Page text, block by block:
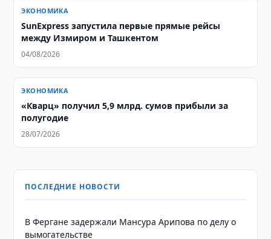
ЭКОНОМИКА
SunExpress запустила первые прямые рейсы
между Измиром и Ташкентом
04/08/2026
ЭКОНОМИКА
«Кварц» получил 5,9 млрд. сумов прибыли за
полугодие
28/07/2026
ПОСЛЕДНИЕ НОВОСТИ
В Фергане задержали Мансура Арипова по делу о
вымогательстве